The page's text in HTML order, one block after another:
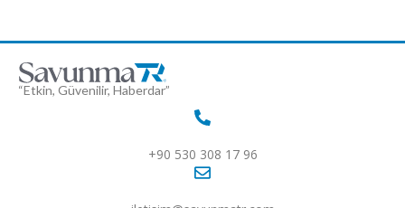
“Etkin, Güvenilir, Haberdar”
+90 530 308 17 96